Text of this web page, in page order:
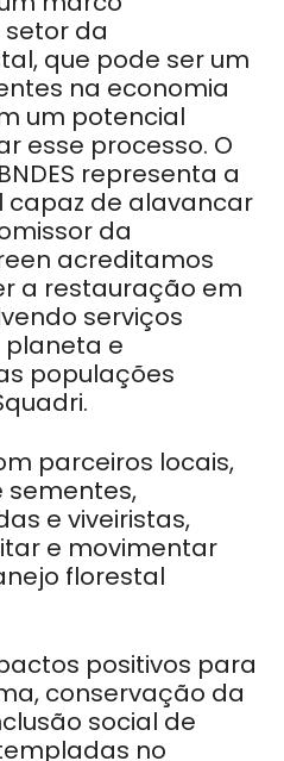
da
que pode ser um
na economia
um potencial
esse processo. O
representa a
de alavancar
da
acreditamos
a restauração em
serviços
planeta e
populações
parceiros locais,
sementes,
e viveiristas,
e movimentar
florestal
positivos para
conservação da
social de
no